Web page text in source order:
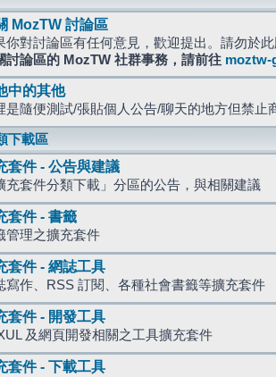
MozTW 討論區
你對討論區有任何意見，歡迎提出。請勿於
討論區的 MozTW 社群事務，請前往 moztw-
中的其他
是隨便測試/張貼個人公告/聊天的地方但禁止
下載區
套件 - 公告與建議
充套件分類下載」分區的公告，與相關建議
套件 - 書籤
管理之擴充套件
套件 - 網誌工具
寫作、RSS 訂閱、各種社會書籤等擴充套件
套件 - 開發工具
及網頁開發相關之工具擴充套件
套件 - 下載工具